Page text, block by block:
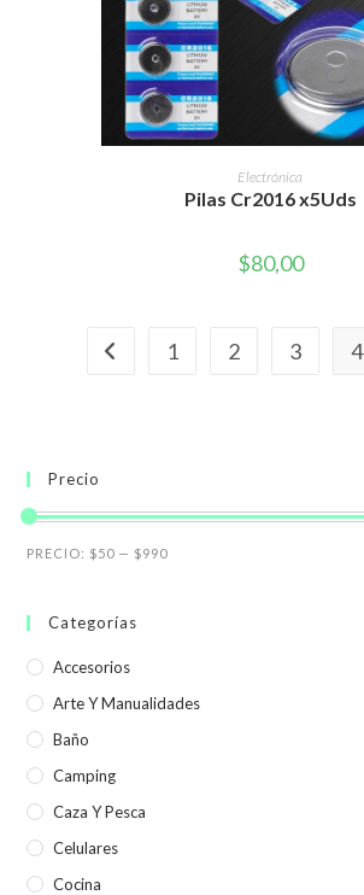
AÑADIR AL CARRITO
Electrónica
Pilas Cr2016 x5Uds
$80,00
1 2 3 4
Precio
Precio
Precio
PRECIO: $50 — $990
Categorías
Accesorios
Arte Y Manualidades
Baño
Camping
Caza Y Pesca
Celulares
Cocina